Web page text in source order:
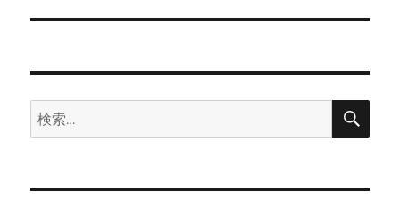
シ
ン
投
検
索:
検